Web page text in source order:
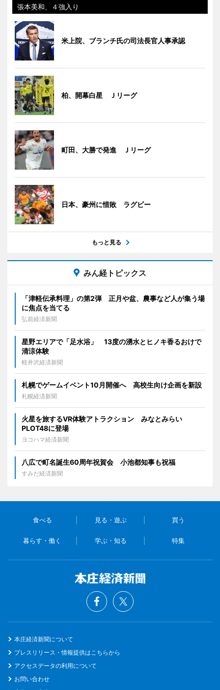
張本美和、４強入り
米上院、ブランチ氏の司法長官人事承認
柏、開幕白星 Ｊリーグ
町田、大勝で発進 Ｊリーグ
日本、豪州に惜敗 ラグビー
もっと見る
みん経トピックス
「津軽伝承料理」の第2弾 正月や盆、農事など人が集う場
に焦点を当てる
弘前経済新聞
星野エリアで「足水浴」 13度の湧水とヒノキ香るおけで
清涼体験
軽井沢経済新聞
札幌でゲームイベント10月開催へ 高校生向け企画を新設
札幌経済新聞
火星を旅するVR体験アトラクション みなとみらい
PLOT48に登場
ヨコハマ経済新聞
八広で町名誕生60周年祝賀会 小池都知事も祝福
すみだ経済新聞
食べる 見る・遊ぶ 買う
暮らす・働く 学ぶ・知る 特集
本庄経済新聞について
プレスリリース・情報提供はこちらから
アクセスデータの利用について
お問い合わせ